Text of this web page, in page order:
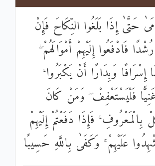
حَتَّىٰ إِذَا بَلَغُوا النِّكَاحَ فَإِنْ
فَادْفَعُوا إِلَيْهِمْ أَمْوَالَهُمْ
إِسْرَافًا وَبِدَارًا أَنْ يَكْبَرُوا
فَلْيَسْتَعْفِفْ ۖ وَمَنْ كَانَ
بِالْمَعْرُوفِ ۚ فَإِذَا دَفَعْتُمْ إِلَيْهِمْ
عَلَيْهِمْ ۚ وَكَفَىٰ بِاللَّهِ حَسِيبًا